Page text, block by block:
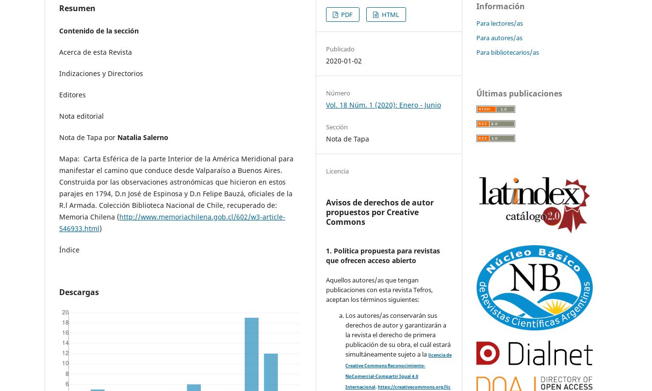
Resumen
Contenido de la sección
Acerca de esta Revista
Indizaciones y Directorios
Editores
Nota editorial
Nota de Tapa por Natalia Salerno
Mapa: Carta Esférica de la parte Interior de la América Meridional para
manifestar el camino que conduce desde Valparaíso a Buenos Aires.
Construida por las observaciones astronómicas que hicieron en estos
parajes en 1794, D.n José de Espinosa y D.n Felipe Bauzá, oficiales de la
R.l Armada. Colección Biblioteca Nacional de Chile, recuperado de:
Memoria Chilena (http://www.memoriachilena.gob.cl/602/w3-article-
546933.html)
Índice
Descargas
PDF HTML
Publicado
2020-01-02
Número
Vol. 18 Núm. 1 (2020): Enero - Junio
Sección
Nota de Tapa
Licencia
Avisos de derechos de autor
propuestos por Creative
Commons
1. Política propuesta para revistas
que ofrecen acceso abierto
Aquellos autores/as que tengan
publicaciones con esta revista Tefros,
aceptan los términos siguientes:
Los autores/as conservarán sus
derechos de autor y garantizarán a
la revista el derecho de primera
publicación de su obra, el cuál estará
simultáneamente sujeto a lalicencia de
Creative Commons Reconocimiento-
NoComercial-Compartir Igual 4.0
Internacional.https://creativecommons.org/lic
Información
Para lectores/as
Para autores/as
Para bibliotecarios/as
Últimas publicaciones